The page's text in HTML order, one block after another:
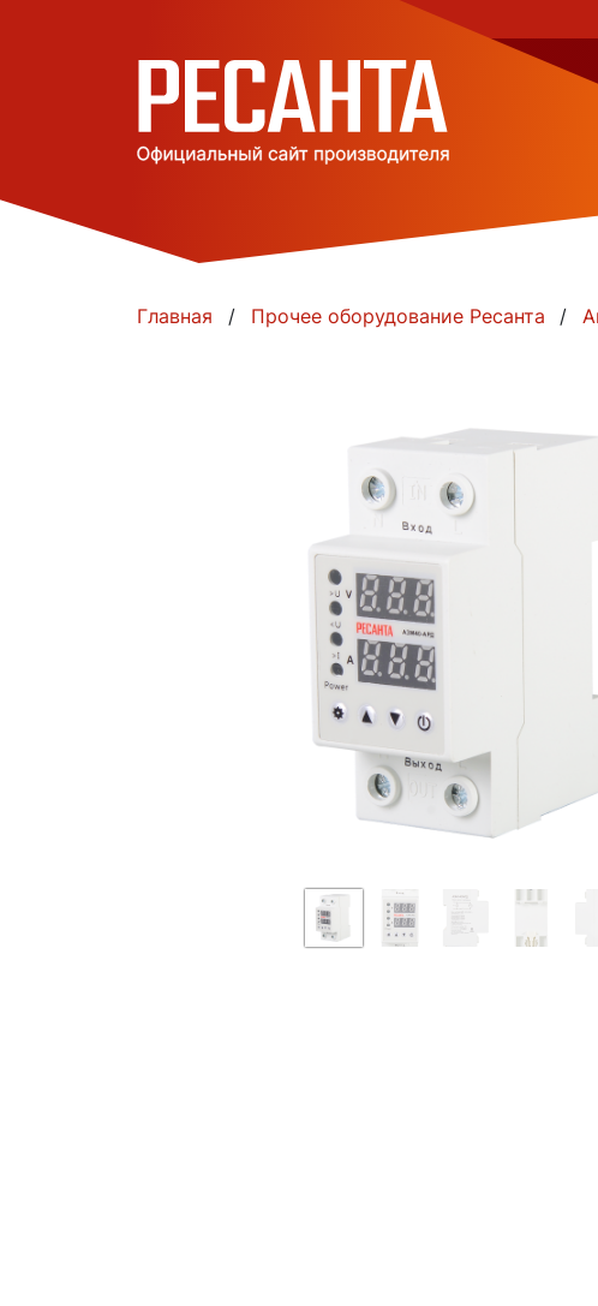
Главная Прочее оборудование Ресанта